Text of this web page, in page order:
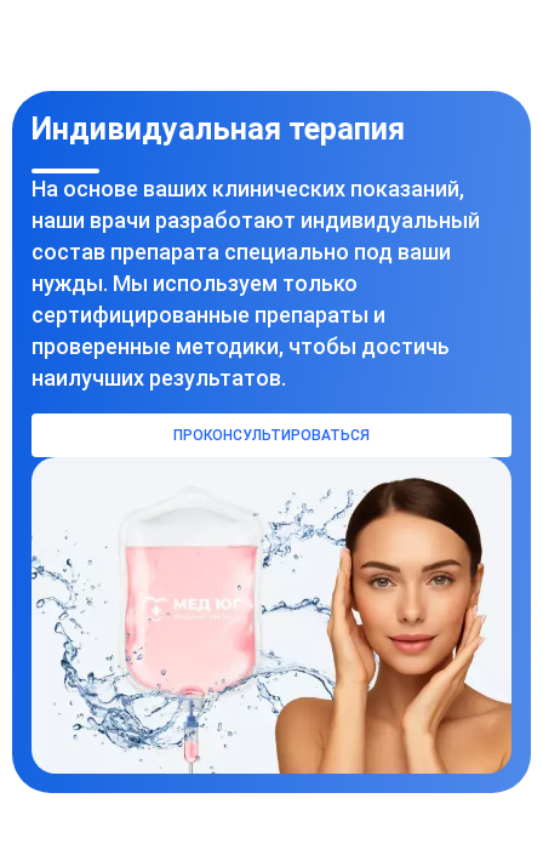
Индивидуальная терапия
На основе ваших клинических показаний,
наши врачи разработают индивидуальный
состав препарата специально под ваши
нужды. Мы используем только
сертифицированные препараты и
проверенные методики, чтобы достичь
наилучших результатов.
ПРОКОНСУЛЬТИРОВАТЬСЯ